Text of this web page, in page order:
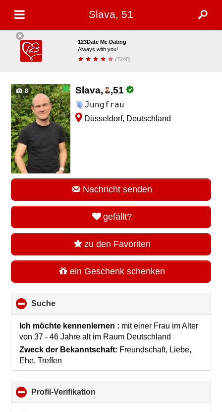
Slava, 51
123Date Me Dating
Always with you!
(7248)
8
Slava, ,51
Jungfrau
Düsseldorf, Deutschland
Nachricht senden
gefällt?
zu den Favoriten
ein Geschenk schenken
Suche
to
collapse
contents
Ich möchte kennenlernen : mit einer Frau im Alter
von 37 - 46 Jahre alt im Raum Deutschland
Zweck der Bekanntschaft: Freundschaft, Liebe,
Ehe, Treffen
Profil-Verifikation
to